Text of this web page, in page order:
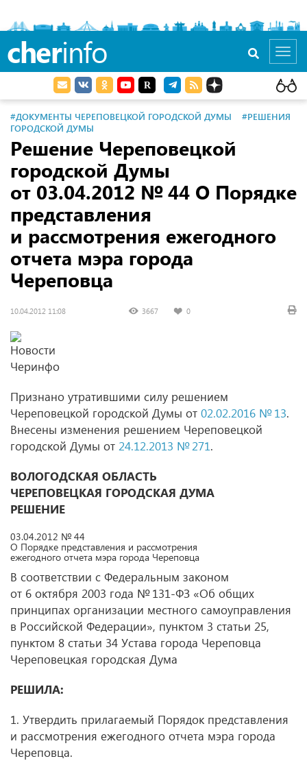
cherinfo
#ДОКУМЕНТЫ ЧЕРЕПОВЕЦКОЙ ГОРОДСКОЙ ДУМЫ
#РЕШЕНИЯ
ГОРОДСКОЙ ДУМЫ
Решение Череповецкой
городской Думы
от 03.04.2012 № 44 О Порядке
представления
и рассмотрения ежегодного
отчета мэра города
Череповца
10.04.2012 11:08 3667 0
Признано утратившими силу решением
Череповецкой городской Думы от 02.02.2016 № 13.
Внесены изменения решением Череповецкой
городской Думы от 24.12.2013 № 271.
ВОЛОГОДСКАЯ ОБЛАСТЬ
ЧЕРЕПОВЕЦКАЯ ГОРОДСКАЯ ДУМА
РЕШЕНИЕ
03.04.2012 № 44
О Порядке представления и рассмотрения
ежегодного отчета мэра города Череповца
В соответствии с Федеральным законом
от 6 октября 2003 года № 131-ФЗ «Об общих
принципах организации местного самоуправления
в Российской Федерации», пунктом 3 статьи 25,
пунктом 8 статьи 34 Устава города Череповца
Череповецкая городская Дума
РЕШИЛА:
1. Утвердить прилагаемый Порядок представления
и рассмотрения ежегодного отчета мэра города
Череповца.